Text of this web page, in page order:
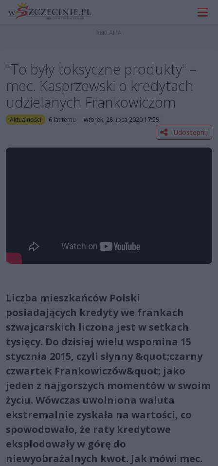
"To były toksyczne produkty" –
mec. Kasprzewski o kredytach
udzielanych Frankowiczom
Aktualności 6 lat temu wtorek, 28 lipca 2020 17:59
Udostępnij
Liczba mieszkańców Polski
posiadających kredyty we frankach
szwajcarskich liczona jest w setkach
tysięcy. Do dzisiaj wielu wspomina 15
stycznia 2015, czyli słynny &quot;czarny
czwartek Frankowiczów&quot; jako
jeden z najgorszych momentów w swoim
życiu. Wówczas uwolniona waluta
ekstremalnie zyskała na wartości, co
spowodowało, że raty kredytowe
eksplodowały w górę do
niewyobrażalnych kwot. Jak mówi mec.